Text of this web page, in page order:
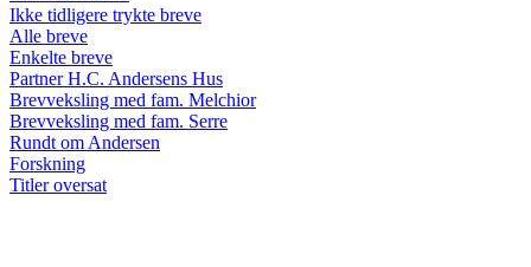
Ikke tidligere trykte breve
Alle breve
Enkelte breve
Partner H.C. Andersens Hus
Brevveksling med fam. Melchior
Brevveksling med fam. Serre
Rundt om Andersen
Forskning
Titler oversat